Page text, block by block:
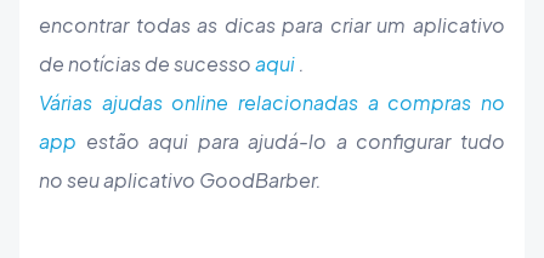
encontrar todas as dicas para criar um aplicativo
de notícias de sucessoaqui.
Várias ajudas online relacionadas a compras no
app estão aqui para ajudá-lo a configurar tudo
no seu aplicativo GoodBarber.